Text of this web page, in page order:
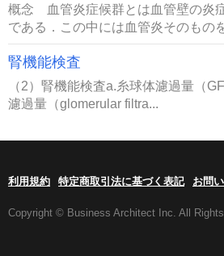
概念 血管炎症候群とは血管壁の炎
である．この中には血管炎そのもの
腎機能検査
（2）腎機能検査a.糸球体濾過量（
濾過量（glomerular filtra...
利用規約 特定商取引法に基づく表記 お問
Copyright © Business Architect Inc. All Rights